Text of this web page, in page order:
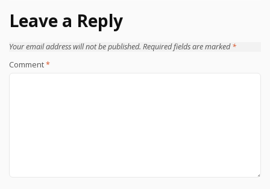
Leave a Reply
Your email address will not be published. Required fields are marked*
Comment*